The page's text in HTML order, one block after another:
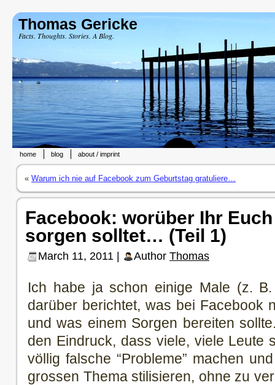
Thomas Gericke
Facts. Thoughts. Stories. A Blog.
home blog about / imprint
« Warum ich nie auf Facebook zum Geburtstag gratuliere…
Facebook: worüber Ihr
sorgen solltet… (Teil 1)
March 11, 2011 | Author Thomas
Ich habe ja schon einige Male (z.
darüber berichtet, was bei Facebook
und was einem Sorgen bereiten
den Eindruck, dass viele, viele Leute
völlig falsche “Probleme” machen
grossen Thema stilisieren, ohne zu